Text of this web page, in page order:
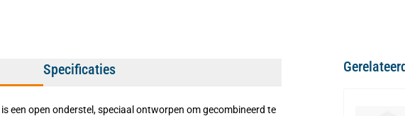
Specificaties
is een open onderstel, speciaal ontworpen om gecombineerd te